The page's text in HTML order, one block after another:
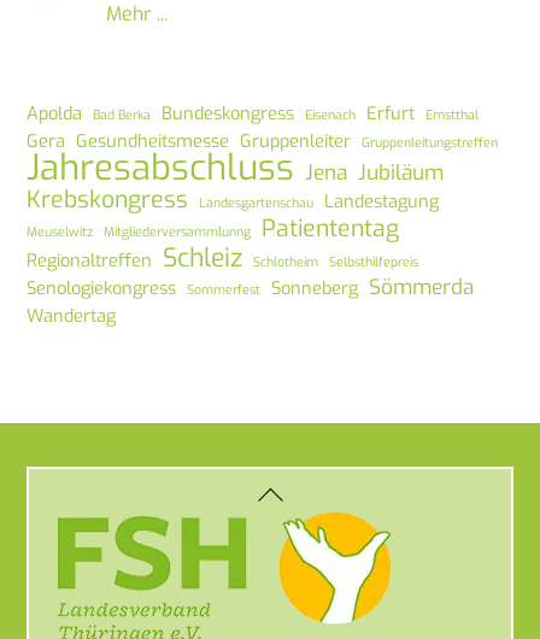
Mehr ...
Apolda Bad Berka Bundeskongress Eisenach Erfurt Ernstthal
Gera Gesundheitsmesse Gruppenleiter Gruppenleitungstreffen
Jahresabschluss Jena Jubiläum
Krebskongress Landesgartenschau Landestagung
Meuselwitz Mitgliederversammlunng Patiententag
Regionaltreffen Schleiz Schlotheim Selbsthilfepreis
Senologiekongress Sommerfest Sonneberg Sömmerda
Wandertag
Back
To
Top